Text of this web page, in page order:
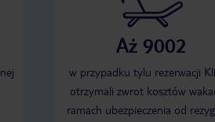
Aż 9002
w przypadku tylu rezerwacji
otrzymali zwrot kosztów
ramach ubezpieczenia od